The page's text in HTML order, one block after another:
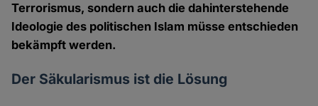
Terrorismus, sondern auch die dahinterstehende
Ideologie des politischen Islam müsse entschieden
bekämpft werden.
Der Säkularismus ist die Lösung